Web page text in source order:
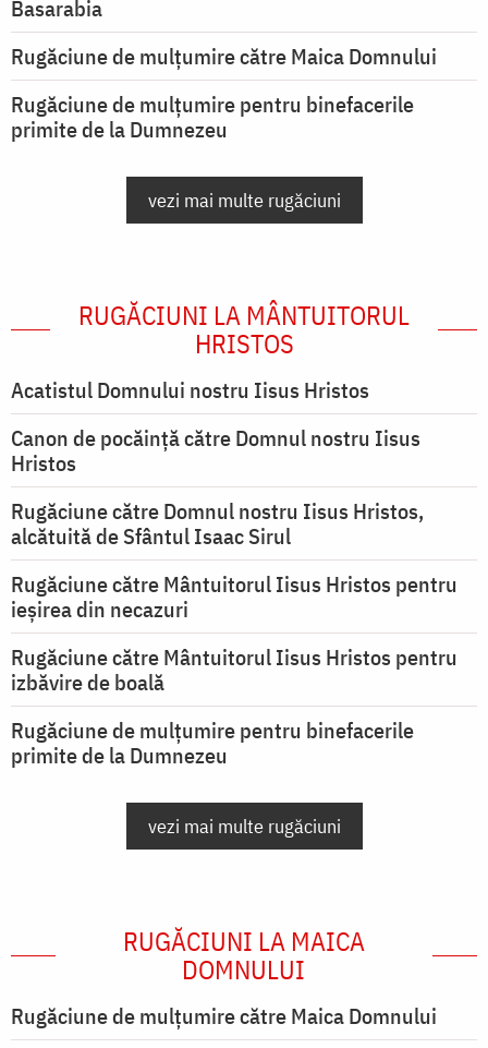
Basarabia
Rugăciune de mulţumire către Maica Domnului
Rugăciune de mulțumire pentru binefacerile
primite de la Dumnezeu
vezi mai multe rugăciuni
RUGĂCIUNI LA MÂNTUITORUL
HRISTOS
Acatistul Domnului nostru Iisus Hristos
Canon de pocăință către Domnul nostru Iisus
Hristos
Rugăciune către Domnul nostru Iisus Hristos,
alcătuită de Sfântul Isaac Sirul
Rugăciune către Mântuitorul Iisus Hristos pentru
ieşirea din necazuri
Rugăciune către Mântuitorul Iisus Hristos pentru
izbăvire de boală
Rugăciune de mulțumire pentru binefacerile
primite de la Dumnezeu
vezi mai multe rugăciuni
RUGĂCIUNI LA MAICA
DOMNULUI
Rugăciune de mulţumire către Maica Domnului